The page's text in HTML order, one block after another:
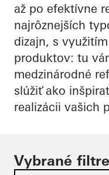
až po efektívne
najrôznejších
dizajn, s
produktov: tu
medzinárodné
slúžiť ako
realizácii vašich
Vybrané filtre